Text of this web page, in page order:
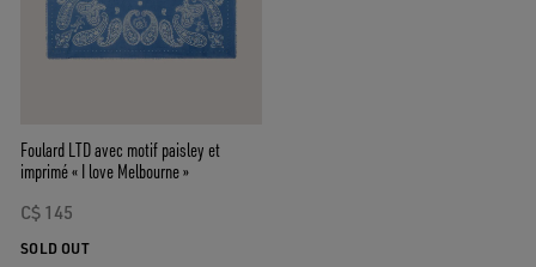
Foulard LTD avec motif paisley et
imprimé « I love Melbourne »
C$ 145
SOLD OUT